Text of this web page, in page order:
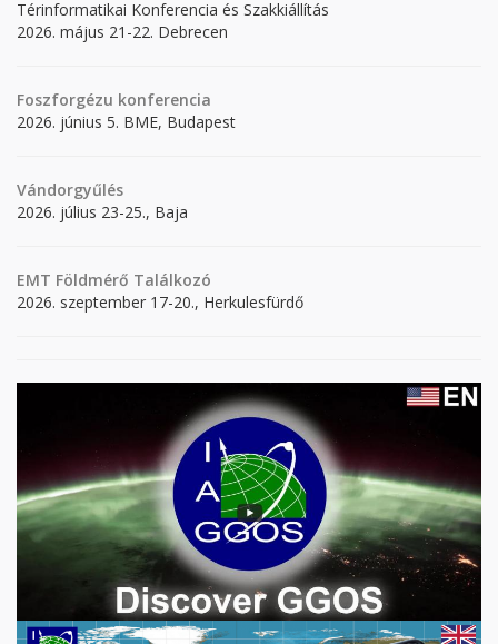
Térinformatikai Konferencia és Szakkiállítás
2026. május 21-22. Debrecen
Foszforgézu konferencia
2026. június 5. BME, Budapest
Vándorgyűlés
2026. július 23-25., Baja
EMT Földmérő Találkozó
2026. szeptember 17-20., Herkulesfürdő